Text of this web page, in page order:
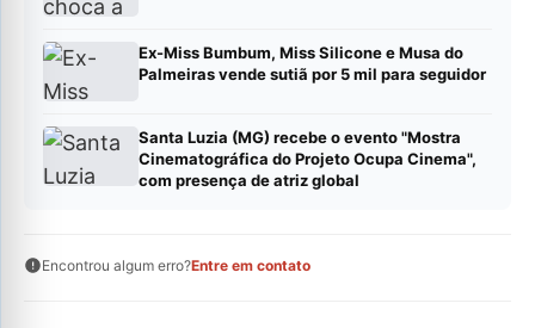
Ex-Miss Bumbum, Miss Silicone e Musa do
Palmeiras vende sutiã por 5 mil para seguidor
Santa Luzia (MG) recebe o evento "Mostra
Cinematográfica do Projeto Ocupa Cinema",
com presença de atriz global
Encontrou algum erro?Entre em contato